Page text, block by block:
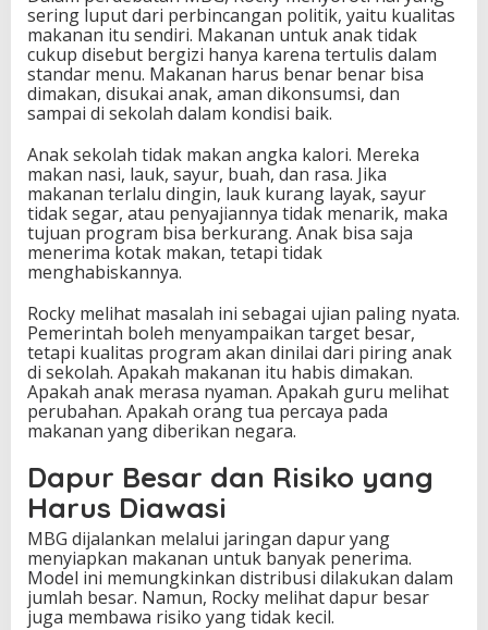
sering luput dari perbincangan politik, yaitu kualitas
makanan itu sendiri. Makanan untuk anak tidak
cukup disebut bergizi hanya karena tertulis dalam
standar menu. Makanan harus benar benar bisa
dimakan, disukai anak, aman dikonsumsi, dan
sampai di sekolah dalam kondisi baik.
Anak sekolah tidak makan angka kalori. Mereka
makan nasi, lauk, sayur, buah, dan rasa. Jika
makanan terlalu dingin, lauk kurang layak, sayur
tidak segar, atau penyajiannya tidak menarik, maka
tujuan program bisa berkurang. Anak bisa saja
menerima kotak makan, tetapi tidak
menghabiskannya.
Rocky melihat masalah ini sebagai ujian paling nyata.
Pemerintah boleh menyampaikan target besar,
tetapi kualitas program akan dinilai dari piring anak
di sekolah. Apakah makanan itu habis dimakan.
Apakah anak merasa nyaman. Apakah guru melihat
perubahan. Apakah orang tua percaya pada
makanan yang diberikan negara.
Dapur Besar dan Risiko yang
Harus Diawasi
MBG dijalankan melalui jaringan dapur yang
menyiapkan makanan untuk banyak penerima.
Model ini memungkinkan distribusi dilakukan dalam
jumlah besar. Namun, Rocky melihat dapur besar
juga membawa risiko yang tidak kecil.